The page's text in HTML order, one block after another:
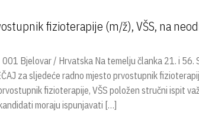
fizioterapije (m/ž), VŠS, na
001 Bjelovar / Hrvatska Na temelju članka 21. i
za sljedeće radno mjesto prvostupnik
fizioterapije, VŠS položen stručni ispit
moraju ispunjavati […]